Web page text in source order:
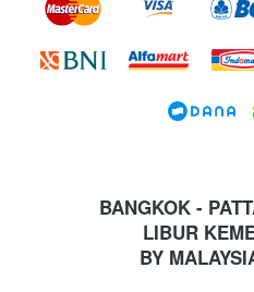
BANGKOK -
LIBUR
BY